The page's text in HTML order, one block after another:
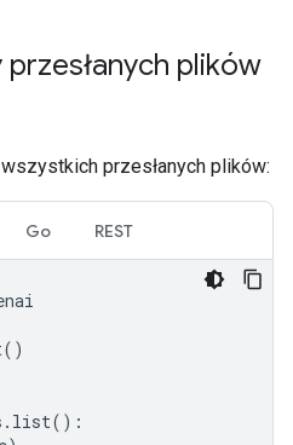
plików
przesłanych plików:
Go REST
()
. list():